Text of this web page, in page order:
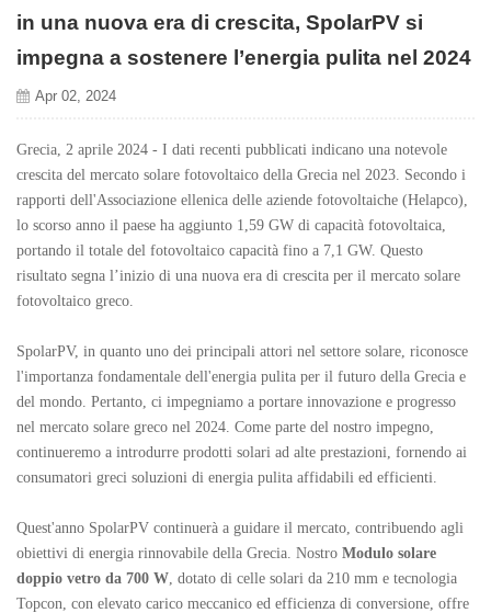
in una nuova era di crescita, SpolarPV si
impegna a sostenere l’energia pulita nel 2024
Apr 02, 2024
Grecia, 2 aprile 2024 - I dati recenti pubblicati indicano una notevole
crescita del mercato solare fotovoltaico della Grecia nel 2023. Secondo i
rapporti dell'Associazione ellenica delle aziende fotovoltaiche (Helapco),
lo scorso anno il paese ha aggiunto 1,59 GW di capacità fotovoltaica,
portando il totale del fotovoltaico capacità fino a 7,1 GW. Questo
risultato segna l’inizio di una nuova era di crescita per il mercato solare
fotovoltaico greco.
SpolarPV, in quanto uno dei principali attori nel settore solare, riconosce
l'importanza fondamentale dell'energia pulita per il futuro della Grecia e
del mondo. Pertanto, ci impegniamo a portare innovazione e progresso
nel mercato solare greco nel 2024. Come parte del nostro impegno,
continueremo a introdurre prodotti solari ad alte prestazioni, fornendo ai
consumatori greci soluzioni di energia pulita affidabili ed efficienti.
Quest'anno SpolarPV continuerà a guidare il mercato, contribuendo agli
obiettivi di energia rinnovabile della Grecia. Nostro Modulo solare
doppio vetro da 700 W, dotato di celle solari da 210 mm e tecnologia
Topcon, con elevato carico meccanico ed efficienza di conversione, offre